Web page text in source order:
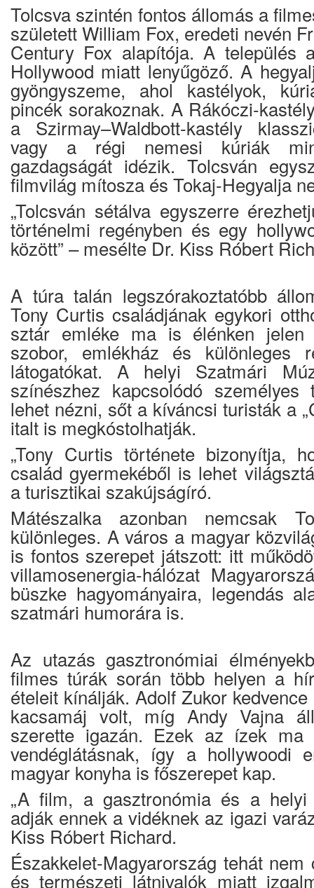
Tolcsva szintén fontos állomás a
született William Fox, eredeti nevén
Century Fox alapítója. A település
Hollywood miatt lenyűgöző. A
gyöngyszeme, ahol kastélyok,
pincék sorakoznak. A Rákóczi-
a Szirmay–Waldbott-kastély
vagy a régi nemesi kúriák
gazdagságát idézik. Tolcsván
filmvilág mítosza és Tokaj-Hegyalja
„Tolcsván sétálva egyszerre
történelmi regényben és egy
között” – mesélte Dr. Kiss Róbert
A túra talán legszórakoztatóbb
Tony Curtis családjának egykori
sztár emléke ma is élénken jelen
szobor, emlékház és különleges
látogatókat. A helyi Szatmári
színészhez kapcsolódó
lehet nézni, sőt a kíváncsi turisták a
italt is megkóstolhatják.
„Tony Curtis története bizonyítja,
család gyermekéből is lehet
a turisztikai szakújságíró.
Mátészalka azonban nemcsak
különleges. A város a magyar
is fontos szerepet játszott: itt
villamosenergia-hálózat
büszke hagyományaira, legendás
szatmári humorára is.
Az utazás gasztronómiai
filmes túrák során több helyen a
ételeit kínálják. Adolf Zukor
kacsamáj volt, míg Andy Vajna
szerette igazán. Ezek az ízek
vendéglátásnak, így a hollywoodi
magyar konyha is főszerepet kap.
„A film, a gasztronómia és a helyi
adják ennek a vidéknek az igazi
Kiss Róbert Richard.
Északkelet-Magyarország tehát
és természeti látnivalók miatt